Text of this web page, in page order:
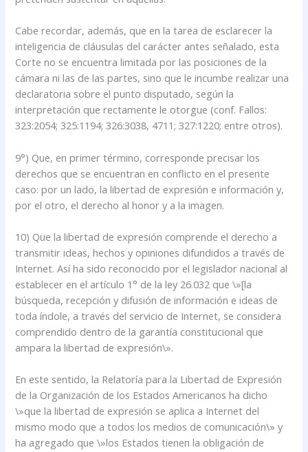
Cabe recordar, además, que en la tarea de esclarecer la
inteligencia de cláusulas del carácter antes señalado, esta
Corte no se encuentra limitada por las posiciones de la
cámara ni las de las partes, sino que le incumbe realizar una
declaratoria sobre el punto disputado, según la
interpretación que rectamente le otorgue (conf. Fallos:
323:2054; 325:1194; 326:3038, 4711; 327:1220; entre otros).
9°) Que, en primer término, corresponde precisar los
derechos que se encuentran en conflicto en el presente
caso: por un lado, la libertad de expresión e información y,
por el otro, el derecho al honor y a la imagen.
10) Que la libertad de expresión comprende el derecho a
transmitir ideas, hechos y opiniones difundidos a través de
Internet. Así ha sido reconocido por el legislador nacional al
establecer en el artículo 1° de la ley 26.032 que \»[la
búsqueda, recepción y difusión de información e ideas de
toda índole, a través del servicio de Internet, se considera
comprendido dentro de la garantía constitucional que
ampara la libertad de expresión\».
En este sentido, la Relatoría para la Libertad de Expresión
de la Organización de los Estados Americanos ha dicho
\»que la libertad de expresión se aplica a Internet del
mismo modo que a todos los medios de comunicación\» y
ha agregado que \»los Estados tienen la obligación de